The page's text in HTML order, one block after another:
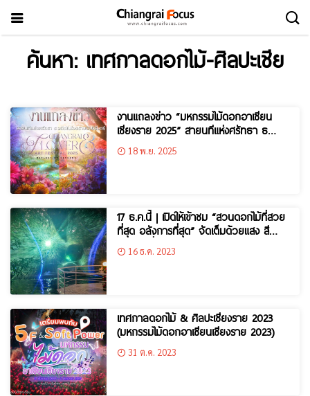
ค้นหา: เทศกาลดอกไม้-ศิลปะเชีย
งานแถลงข่าว “มหกรรมไม้ดอกอาเซียน
เชียงราย 2025” สายนทีแห่งศรัทธา ธ
สถิตในใจตราบนิจนิรันดร์
18 พ.ย. 2025
17 ธ.ค.นี้ | เปิดให้เข้าชม “สวนดอกไม้ที่สวย
ที่สุด อลังการที่สุด” จัดเต็มด้วยแสง สี
เสียงทุกค่ำคืน “งานมหกรรมไม้ดอกอาเซียน
เชียงราย 2023”
16 ธ.ค. 2023
เทศกาลดอกไม้ & ศิลปะเชียงราย 2023
(มหกรรมไม้ดอกอาเซียนเชียงราย 2023)
31 ต.ค. 2023